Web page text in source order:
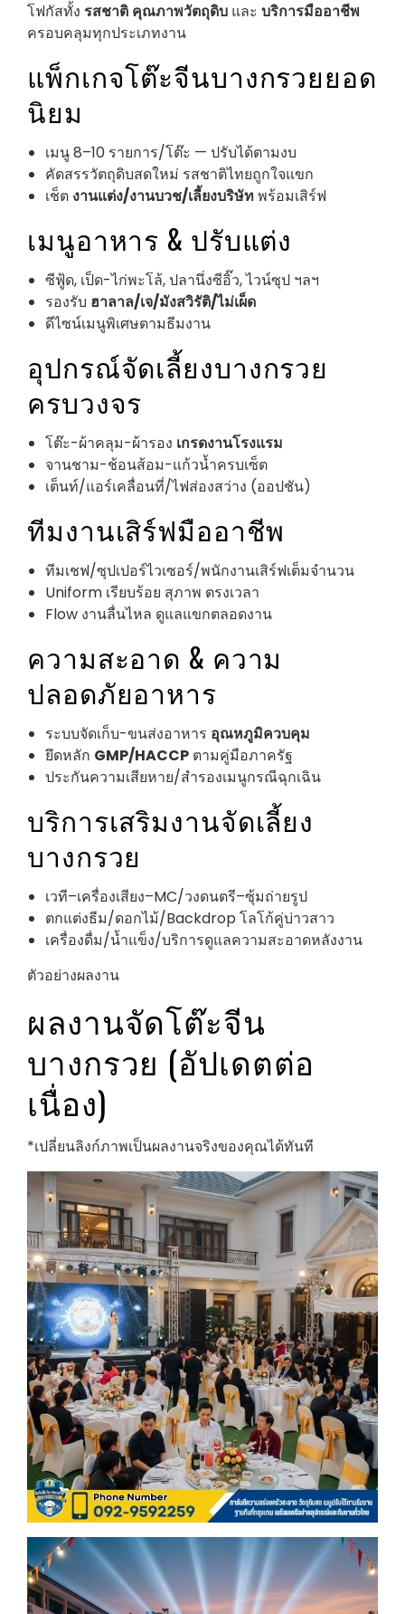
โฟกัสทั้ง รสชาติ คุณภาพวัตถุดิบ และ บริการมืออาชีพ
ครอบคลุมทุกประเภทงาน
แพ็กเกจโต๊ะจีนบางกรวยยอด
นิยม
เมนู 8–10 รายการ/โต๊ะ — ปรับได้ตามงบ
คัดสรรวัตถุดิบสดใหม่ รสชาติไทยถูกใจแขก
เช็ต งานแต่ง/งานบวช/เลี้ยงบริษัทพร้อมเสิร์ฟ
เมนูอาหาร & ปรับแต่ง
ซีฟู้ด, เป็ด-ไก่พะโล้, ปลานึ่งซีอิ๊ว, ไวน์ซุป ฯลฯ
รองรับ ฮาลาล/เจ/มังสวิรัติ/ไม่เผ็ด
ดีไซน์เมนูพิเศษตามธีมงาน
อุปกรณ์จัดเลี้ยงบางกรวย
ครบวงจร
โต๊ะ-ผ้าคลุม-ผ้ารอง เกรดงานโรงแรม
จานชาม-ช้อนส้อม-แก้วน้ำครบเซ็ต
เต็นท์/แอร์เคลื่อนที่/ไฟส่องสว่าง (ออปชัน)
ทีมงานเสิร์ฟมืออาชีพ
ทีมเชฟ/ซุปเปอร์ไวเซอร์/พนักงานเสิร์ฟเต็มจำนวน
Uniform เรียบร้อย สุภาพ ตรงเวลา
Flow งานลื่นไหล ดูแลแขกตลอดงาน
ความสะอาด & ความ
ปลอดภัยอาหาร
ระบบจัดเก็บ-ขนส่งอาหาร อุณหภูมิควบคุม
ยึดหลัก GMP/HACCP ตามคู่มือภาครัฐ
ประกันความเสียหาย/สำรองเมนูกรณีฉุกเฉิน
บริการเสริมงานจัดเลี้ยง
บางกรวย
เวที–เครื่องเสียง–MC/วงดนตรี–ซุ้มถ่ายรูป
ตกแต่งธีม/ดอกไม้/Backdrop โลโก้คู่บ่าวสาว
เครื่องดื่ม/น้ำแข็ง/บริการดูแลความสะอาดหลังงาน
ตัวอย่างผลงาน
ผลงานจัดโต๊ะจีน
บางกรวย (อัปเดตต่อ
เนื่อง)
*เปลี่ยนลิงก์ภาพเป็นผลงานจริงของคุณได้ทันที